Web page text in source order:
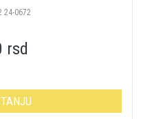
24-0672
rsd